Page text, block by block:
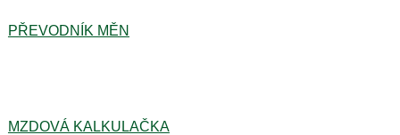
PŘEVODNÍK MĚN
MZDOVÁ KALKULAČKA